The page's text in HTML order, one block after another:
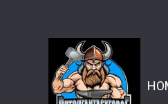
Hauptinhalt